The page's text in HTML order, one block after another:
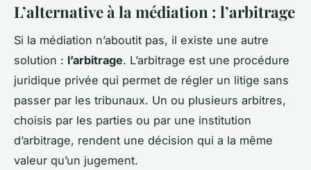
L’alternative à la médiation : l’arbitrage
Si la médiation n’aboutit pas, il existe une autre
solution : l’arbitrage. L’arbitrage est une procédure
juridique privée qui permet de régler un litige sans
passer par les tribunaux. Un ou plusieurs arbitres,
choisis par les parties ou par une institution
d’arbitrage, rendent une décision qui a la même
valeur qu’un jugement.